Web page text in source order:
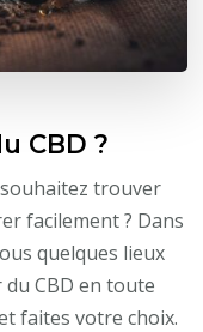
CBD ?
souhaitez trouver
facilement ? Dans
quelques lieux
CBD en toute
faites votre choix.